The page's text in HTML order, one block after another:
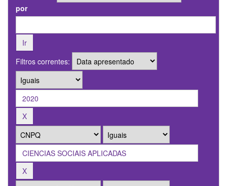
por
Filtros correntes: